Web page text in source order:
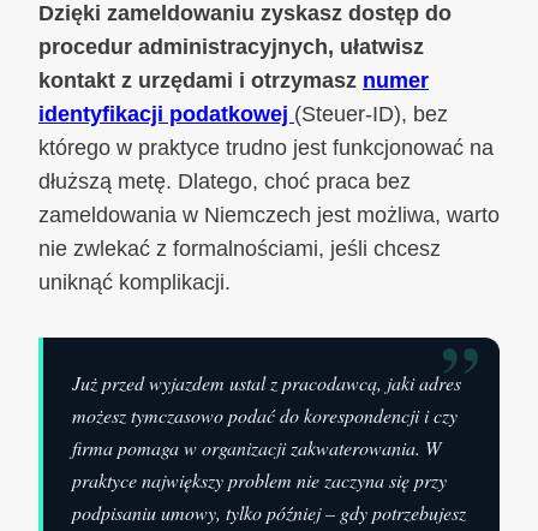
Dzięki zameldowaniu zyskasz dostęp do
procedur administracyjnych, ułatwisz
kontakt z urzędami i otrzymasz numer
identyfikacji podatkowej (Steuer-ID), bez
którego w praktyce trudno jest funkcjonować na
dłuższą metę. Dlatego, choć praca bez
zameldowania w Niemczech jest możliwa, warto
nie zwlekać z formalnościami, jeśli chcesz
uniknąć komplikacji.
”
Już przed wyjazdem ustal z pracodawcą, jaki adres
możesz tymczasowo podać do korespondencji i czy
firma pomaga w organizacji zakwaterowania. W
praktyce największy problem nie zaczyna się przy
podpisaniu umowy, tylko później – gdy potrzebujesz